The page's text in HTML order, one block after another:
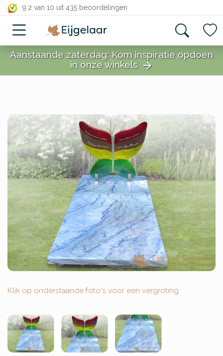
9.2 van 10 uit 435 beoordelingen
close
close
Aanstaande zaterdag: Kom inspiratie opdoen
in onze winkels arrow_forward
Klik op onderstaande foto's voor een vergroting